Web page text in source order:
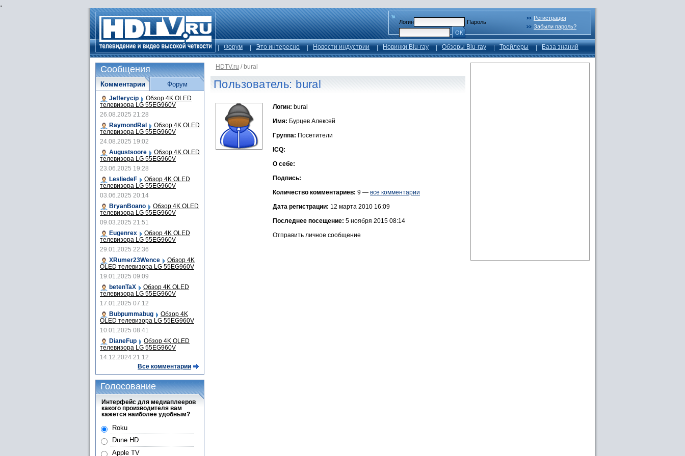
.
Логин
Пароль
ОК
Регистрация
Забыли пароль?
Форум Это интересно Новости индустрии Новинки Blu-ray Обзоры Blu-ray Трейлеры База знаний
HDTV.ru / bural
Пользователь: bural
Логин: bural
Имя: Бурцев Алексей
Группа: Посетители
ICQ:
О себе:
Подпись:
Количество комментариев: 9 — все комментарии
Дата регистрации: 12 марта 2010 16:09
Последнее посещение: 5 ноября 2015 08:14
Отправить личное сообщение
Сообщения
Комментарии
Jefferycip Обзор 4K OLED
телевизора LG 55EG960V
26.08.2025 21:28
RaymondRal
Обзор 4K OLED
телевизора LG 55EG960V
24.08.2025 19:02
Augustsoore
Обзор 4K OLED
телевизора LG 55EG960V
23.06.2025 19:28
LesliedeF
Обзор 4K OLED
телевизора LG 55EG960V
03.06.2025 20:14
BryanBoano
Обзор 4K OLED
телевизора LG 55EG960V
09.03.2025 21:51
Eugenrex
Обзор 4K OLED
телевизора LG 55EG960V
29.01.2025 22:36
XRumer23Wence
Обзор 4K
OLED телевизора LG 55EG960V
19.01.2025 09:09
betenTaX
Обзор 4K OLED
телевизора LG 55EG960V
17.01.2025 07:12
Bubpummabug
Обзор 4K
OLED телевизора LG 55EG960V
10.01.2025 08:41
DianeFup
Обзор 4K OLED
телевизора LG 55EG960V
14.12.2024 21:12
Все комментарии
Форум
Голосование
Интерфейс для медиаплееров
какого производителя вам
кажется наиболее удобным?
Roku
Dune HD
Apple TV